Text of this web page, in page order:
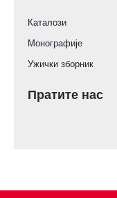
Каталози
Монографије
Ужички зборник
Пратите нас